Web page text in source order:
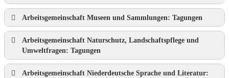
Arbeitsgemeinschaft Museen und Sammlungen: Tagungen
Arbeitsgemeinschaft Naturschutz, Landschaftspflege und
Umweltfragen: Tagungen
Arbeitsgemeinschaft Niederdeutsche Sprache und Literatur: